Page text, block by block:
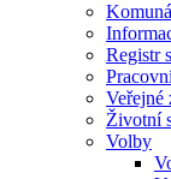
Registr
Veřejné
Životní
Volby